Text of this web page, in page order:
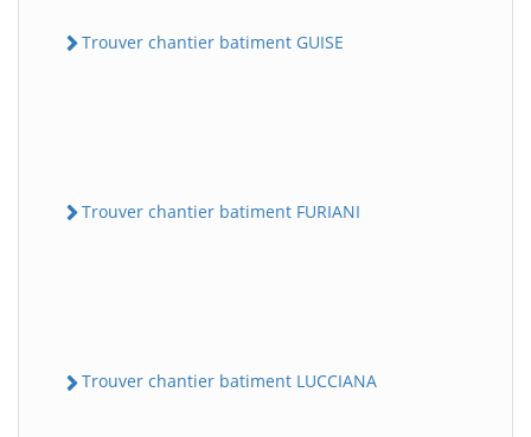
Trouver chantier batiment GUISE
Trouver chantier batiment FURIANI
Trouver chantier batiment LUCCIANA